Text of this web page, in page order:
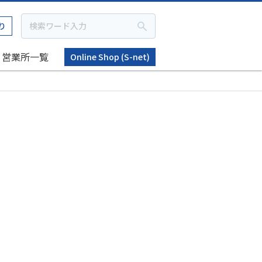
営業所一覧
Online Shop (S-net)